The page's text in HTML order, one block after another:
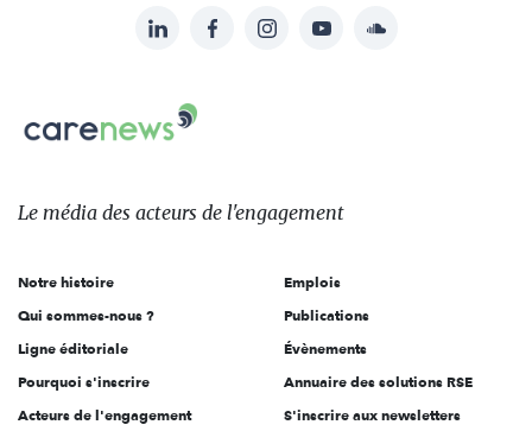
sur:
LinkedInFacebookInstagramYouTubeSoundcloud
Carenews,
Le
des
l'engagement
Le média des acteurs de l'engagement
Notre histoire
Qui sommes-nous ?
Ligne éditoriale
Pourquoi s'inscrire
Acteurs de l'engagement
Emplois
Publications
Évènements
Annuaire des solutions RSE
S'inscrire aux newsletters